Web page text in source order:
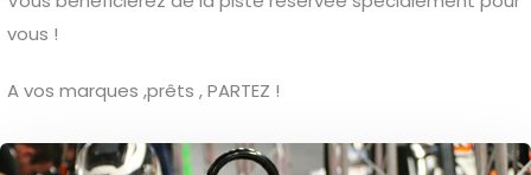
vous !
A vos marques ,prêts , PARTEZ !